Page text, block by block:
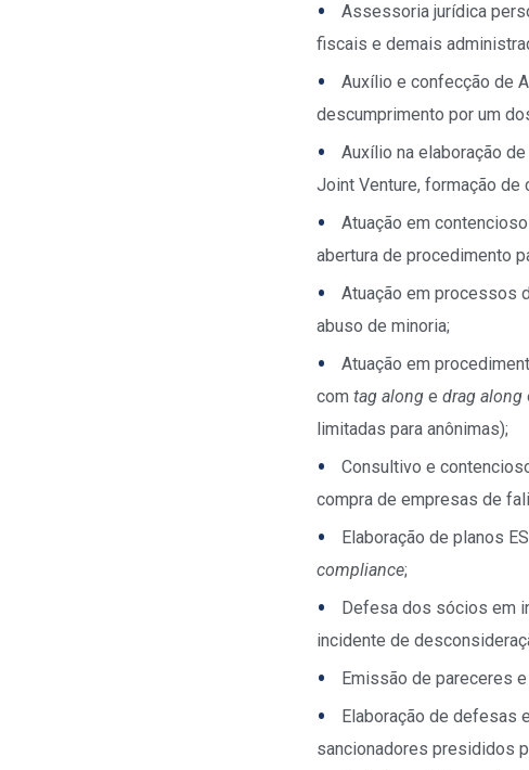
Assessoria jurídica
fiscais e demais
Auxílio e confecção de
descumprimento por um
Auxílio na elaboração
Joint Venture, formação
Atuação em
abertura de procedimento
Atuação em processos
abuso de minoria;
Atuação em
com tag along e drag along
limitadas para anônimas);
Consultivo e
compra de empresas de
Elaboração de planos
compliance;
Defesa dos sócios em
incidente de
Emissão de pareceres
Elaboração de defesas
sancionadores presididos